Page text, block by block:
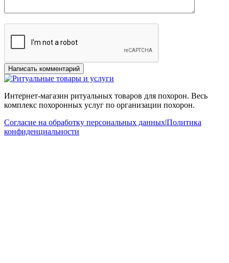
Интернет-магазин ритуальных товаров для похорон. Весь
комплекс похоронных услуг по организации похорон.
Согласие на обработку персональных данных|Политика
конфиденциальности